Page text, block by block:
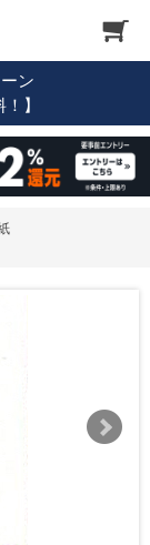
ン
】